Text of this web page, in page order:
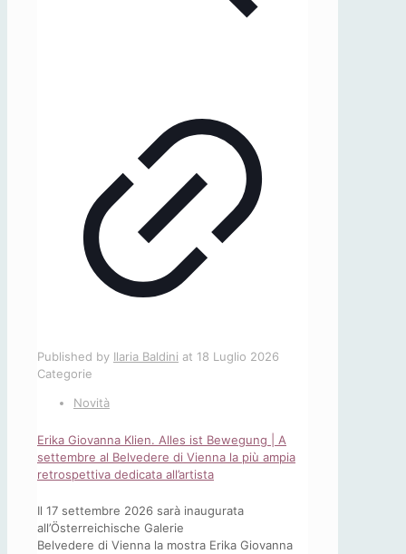
Published by Ilaria Baldini at 18 Luglio 2026
Categorie
Novità
Erika Giovanna Klien. Alles ist Bewegung | A
settembre al Belvedere di Vienna la più ampia
retrospettiva dedicata all’artista
Il 17 settembre 2026 sarà inaugurata
all’Österreichische Galerie
Belvedere di Vienna la mostra Erika Giovanna